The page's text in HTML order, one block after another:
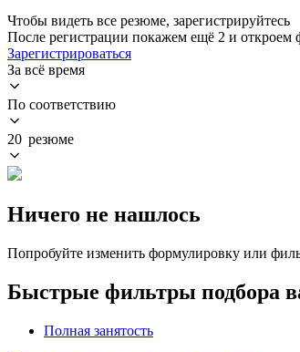
Чтобы видеть все резюме, зарегистрируйтесь
После регистрации покажем ещё 2 и откроем
Зарегистрироваться
За всё время
По соответствию
20 резюме
Ничего не нашлось
Попробуйте изменить формулировку или
Быстрые фильтры подбора
Полная занятость